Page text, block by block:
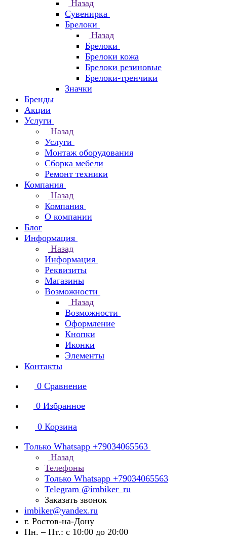
Назад
Сувенирка
Брелоки
Назад
Брелоки
Брелоки кожа
Брелоки резиновые
Брелоки-тренчики
Значки
Бренды
Акции
Услуги
Назад
Услуги
Монтаж оборудования
Сборка мебели
Ремонт техники
Компания
Назад
Компания
О компании
Блог
Информация
Назад
Информация
Реквизиты
Магазины
Возможности
Назад
Возможности
Оформление
Кнопки
Иконки
Элементы
Контакты
0 Сравнение
0 Избранное
0 Корзина
Только Whatsapp +79034065563
Назад
Телефоны
Только Whatsapp +79034065563
Telegram @imbiker_ru
Заказать звонок
imbiker@yandex.ru
г. Ростов-на-Дону
Пн. – Пт.: с 10:00 до 20:00